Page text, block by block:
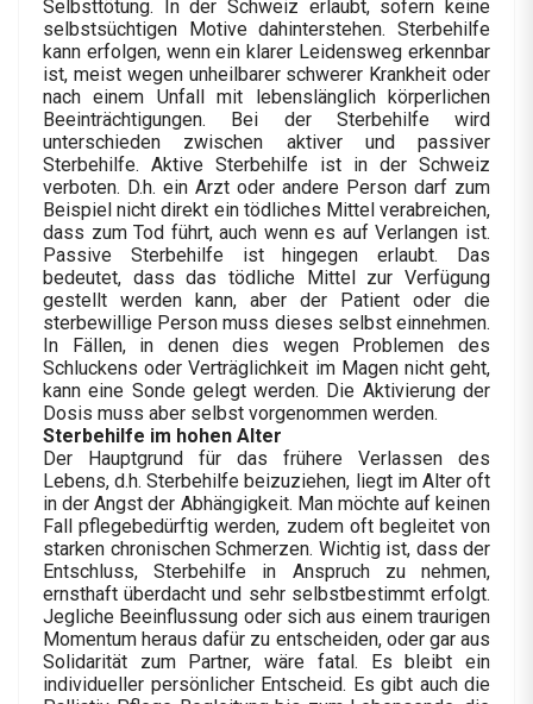
Selbsttötung. In der Schweiz erlaubt, sofern keine
selbstsüchtigen Motive dahinterstehen. Sterbehilfe
kann erfolgen, wenn ein klarer Leidensweg erkennbar
ist, meist wegen unheilbarer schwerer Krankheit oder
nach einem Unfall mit lebenslänglich körperlichen
Beeinträchtigungen. Bei der Sterbehilfe wird
unterschieden zwischen aktiver und passiver
Sterbehilfe. Aktive Sterbehilfe ist in der Schweiz
verboten. D.h. ein Arzt oder andere Person darf zum
Beispiel nicht direkt ein tödliches Mittel verabreichen,
dass zum Tod führt, auch wenn es auf Verlangen ist.
Passive Sterbehilfe ist hingegen erlaubt. Das
bedeutet, dass das tödliche Mittel zur Verfügung
gestellt werden kann, aber der Patient oder die
sterbewillige Person muss dieses selbst einnehmen.
In Fällen, in denen dies wegen Problemen des
Schluckens oder Verträglichkeit im Magen nicht geht,
kann eine Sonde gelegt werden. Die Aktivierung der
Dosis muss aber selbst vorgenommen werden.
Sterbehilfe im hohen Alter
Der Hauptgrund für das frühere Verlassen des
Lebens, d.h. Sterbehilfe beizuziehen, liegt im Alter oft
in der Angst der Abhängigkeit. Man möchte auf keinen
Fall pflegebedürftig werden, zudem oft begleitet von
starken chronischen Schmerzen. Wichtig ist, dass der
Entschluss, Sterbehilfe in Anspruch zu nehmen,
ernsthaft überdacht und sehr selbstbestimmt erfolgt.
Jegliche Beeinflussung oder sich aus einem traurigen
Momentum heraus dafür zu entscheiden, oder gar aus
Solidarität zum Partner, wäre fatal. Es bleibt ein
individueller persönlicher Entscheid. Es gibt auch die